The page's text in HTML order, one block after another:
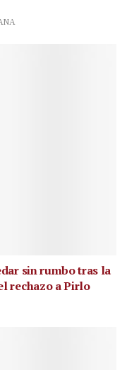
sin rumbo tras la
rechazo a Pirlo